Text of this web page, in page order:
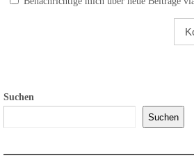
Suchen
Suchen